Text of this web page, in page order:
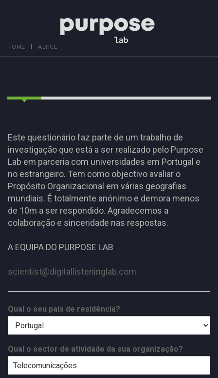
HOME ALTICE
Este questionário faz parte de um trabalho de
investigação que está a ser realizado pelo Purpose
Lab em parceria com universidades em Portugal e
no estrangeiro. Tem como objectivo avaliar o
Propósito Organizacional em várias geografias
mundiais. É totalmente anónimo e demora menos
de 10m a ser respondido. Agradecemos a
colaboração e sinceridade nas respostas.
A EQUIPA DO PURPOSE LAB
scientist@digitallisteninglab.com
Qual o seu país de residência?
Qual o sector de atividade da sua organização?